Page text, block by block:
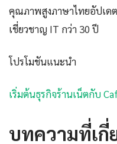
คุณภาพสูงภาษาไทยอัปเด
เชี่ยวชาญ IT กว่า 30 ปี
โปรโมชันแนะนำ
เริ่มต้นธุรกิจร้านเน็ตกับ
บทความที่เกี่